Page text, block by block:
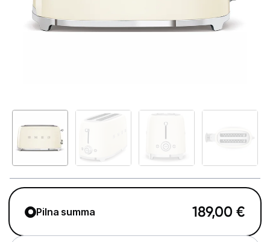
Viedierīces
Iebūvējamā tehnika
Mazā tehnika
Pilna summa 189,00 €